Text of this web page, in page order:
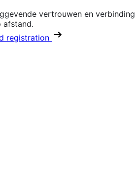
vertrouwen en verbinding
afstand.
registration